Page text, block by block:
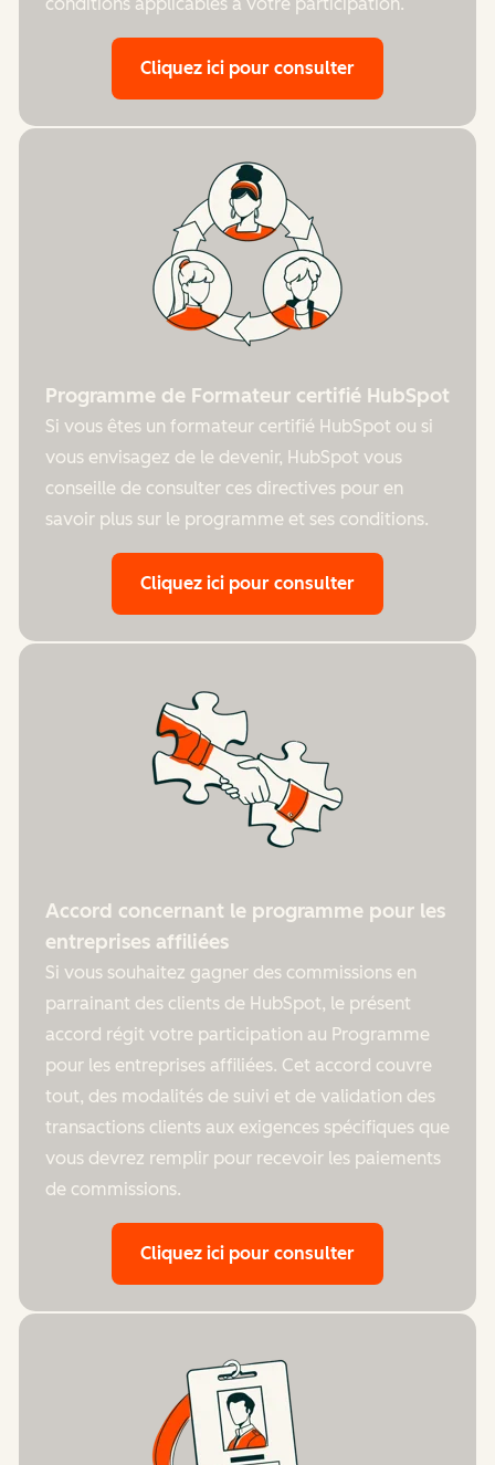
Cliquez ici pour consulter
Programme de Formateur certifié HubSpot
Si vous êtes un formateur certifié HubSpot ou si
vous envisagez de le devenir, HubSpot vous
conseille de consulter ces directives pour en
savoir plus sur le programme et ses conditions.
Cliquez ici pour consulter
Accord concernant le programme pour les
entreprises affiliées
Si vous souhaitez gagner des commissions en
parrainant des clients de HubSpot, le présent
accord régit votre participation au Programme
pour les entreprises affiliées. Cet accord couvre
tout, des modalités de suivi et de validation des
transactions clients aux exigences spécifiques que
vous devrez remplir pour recevoir les paiements
de commissions.
Cliquez ici pour consulter